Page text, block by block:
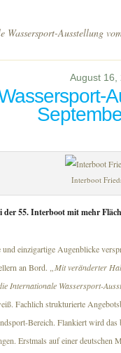
Ausstellung
August 16,
Interboot
der 55. Interboot mit mehr
und einzigartige Augenblicke
an Bord.
„Mit veränderter
Internationale Wassersport-
Fachlich strukturierte
Bereich. Flankiert wird das
Erstmals auf einer